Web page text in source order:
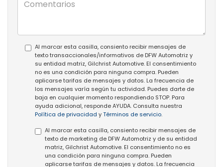
Al marcar esta casilla, consiento recibir mensajes de
texto transaccionales/informativos de DFW Automotriz y
su entidad matriz, Gilchrist Automotive. El consentimiento
no es una condición para ninguna compra. Pueden
aplicarse tarifas de mensajes y datos. La frecuencia de
los mensajes varía según tu actividad. Puedes darte de
baja en cualquier momento respondiendo STOP. Para
ayuda adicional, responde AYUDA. Consulta nuestra
Política de privacidad yTérminos de servicio.
Al marcar esta casilla, consiento recibir mensajes de
texto de marketing de DFW Automotriz y de su entidad
matriz, Gilchrist Automotive. El consentimiento no es
una condición para ninguna compra. Pueden
aplicarse tarifas de mensajes y datos. La frecuencia